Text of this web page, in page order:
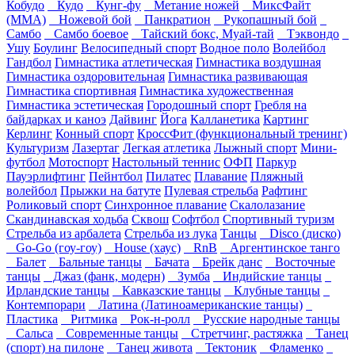
Кобудо Кудо Кунг-фу Метание ножей
МиксФайт
(ММА)
Ножевой бой Панкратион
Рукопашный бой
Самбо
Самбо боевое Тайский бокс, Муай-тай
Тэквондо
Ушу Боулинг Велосипедный спорт Водное поло Волейбол
Гандбол Гимнастика атлетическая Гимнастика воздушная
Гимнастика оздоровительная Гимнастика развивающая
Гимнастика спортивная Гимнастика художественная
Гимнастика эстетическая Городошный спорт Гребля на
байдарках и каноэ Дайвинг Йога Калланетика Картинг
Керлинг Конный спорт КроссФит (функциональный тренинг)
Культуризм Лазертаг Легкая атлетика Лыжный спорт Мини-
футбол Мотоспорт Настольный теннис ОФП Паркур
Пауэрлифтинг Пейнтбол Пилатес Плавание Пляжный
волейбол Прыжки на батуте Пулевая стрельба Рафтинг
Роликовый спорт Синхронное плавание Скалолазание
Скандинавская ходьба Сквош Софтбол Спортивный туризм
Стрельба из арбалета Стрельба из лука Танцы
Disco (диско)
Go-Go (гоу-гоу)
House (хаус) RnB
Аргентинское танго
Балет
Бальные танцы Бачата Брейк данс
Восточные
танцы
Джаз (фанк, модерн) Зумба
Индийские танцы
Ирландские танцы
Кавказские танцы
Клубные танцы
Контемпорари
Латина (Латиноамериканские танцы)
Пластика
Ритмика Рок-н-ролл
Русские народные танцы
Сальса
Современные танцы Стретчинг, растяжка
Танец
(спорт) на пилоне
Танец живота Тектоник Фламенко